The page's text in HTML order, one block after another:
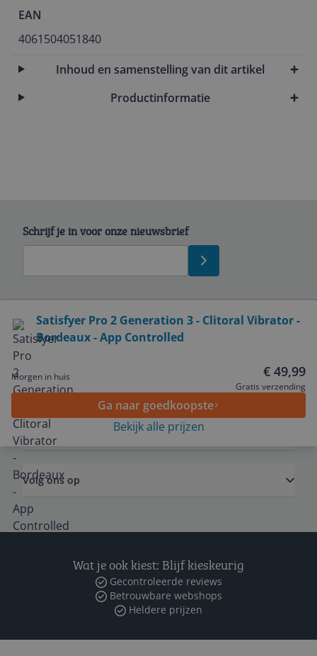
EAN
4061504051840
Inhoud en samenstelling van dit artikel
Productinformatie
Satisfyer Pro 2 Generation 3 - Clitoral Vibrator -
Bordeaux - App Controlled
Morgen in huis € 49,99
Gratis verzending
Ga naar goedkoopste
Bekijk alle prijzen
Schrijf je in voor onze nieuwsbrief
Service
Algemeen
Zakelijk
Volg ons op
Wat je ook kiest: Blijf kieskeurig
Gecontroleerde reviews
Betrouwbare webshops
Heldere prijzen